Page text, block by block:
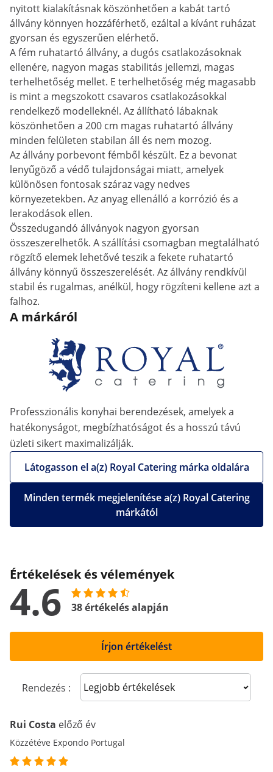
nyitott kialakításnak köszönhetően a kabát tartó
állvány könnyen hozzáférhető, ezáltal a kívánt ruházat
gyorsan és egyszerűen elérhető.
A fém ruhatartó állvány, a dugós csatlakozásoknak
ellenére, nagyon magas stabilitás jellemzi, magas
terhelhetőség mellet. E terhelhetőség még magasabb
is mint a megszokott csavaros csatlakozásokkal
rendelkező modelleknél. Az állítható lábaknak
köszönhetően a 200 cm magas ruhatartó állvány
minden felületen stabilan áll és nem mozog.
Az állvány porbevont fémből készült. Ez a bevonat
lenyűgöző a védő tulajdonságai miatt, amelyek
különösen fontosak száraz vagy nedves
környezetekben. Az anyag ellenálló a korrózió és a
lerakodások ellen.
Összedugandó állványok nagyon gyorsan
összeszerelhetők. A szállítási csomagban megtalálható
rögzítő elemek lehetővé teszik a fekete ruhatartó
állvány könnyű összeszerelését. Az állvány rendkívül
stabil és rugalmas, anélkül, hogy rögzíteni kellene azt a
falhoz.
A márkáról
Professzionális konyhai berendezések, amelyek a
hatékonyságot, megbízhatóságot és a hosszú távú
üzleti sikert maximalizálják.
Látogasson el a(z) Royal Catering márka oldalára
Minden termék megjelenítése a(z) Royal Catering
márkától
Értékelések és vélemények
4.6 38 értékelés alapján
Írjon értékelést
Rendezés : Sort reviews
Rui Costa előző év
Közzétéve Expondo Portugal